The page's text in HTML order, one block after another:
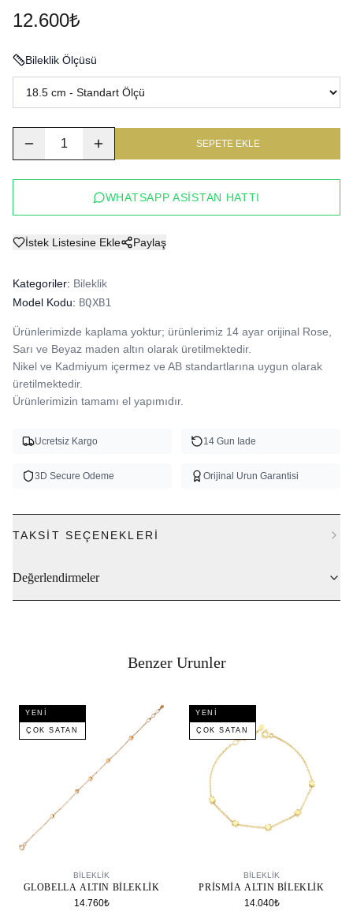
12.600₺
Bileklik Ölçüsü
1 SEPETE EKLE
WHATSAPP ASISTAN HATTI
İstek Listesine Ekle Paylaş
Kategoriler: Bileklik
Model Kodu: BQXB1
Ürünlerimizde kaplama yoktur; ürünlerimiz 14 ayar orijinal Rose,
Sarı ve Beyaz maden altın olarak üretilmektedir.
Nikel ve Kadmiyum içermez ve AB standartlarına uygun olarak
üretilmektedir.
Ürünlerimizin tamamı el yapımıdır.
Ucretsiz Kargo 14 Gun Iade
3D Secure Odeme Orijinal Urun Garantisi
TAKSIT SEÇENEKLERI
Değerlendirmeler
Benzer Urunler
YENI
ÇOK SATAN
BILEKLIK
GLOBELLA ALTIN BILEKLIK
14.760₺
YENI
ÇOK SATAN
BILEKLIK
PRISMIA ALTIN BILEKLIK
14.040₺